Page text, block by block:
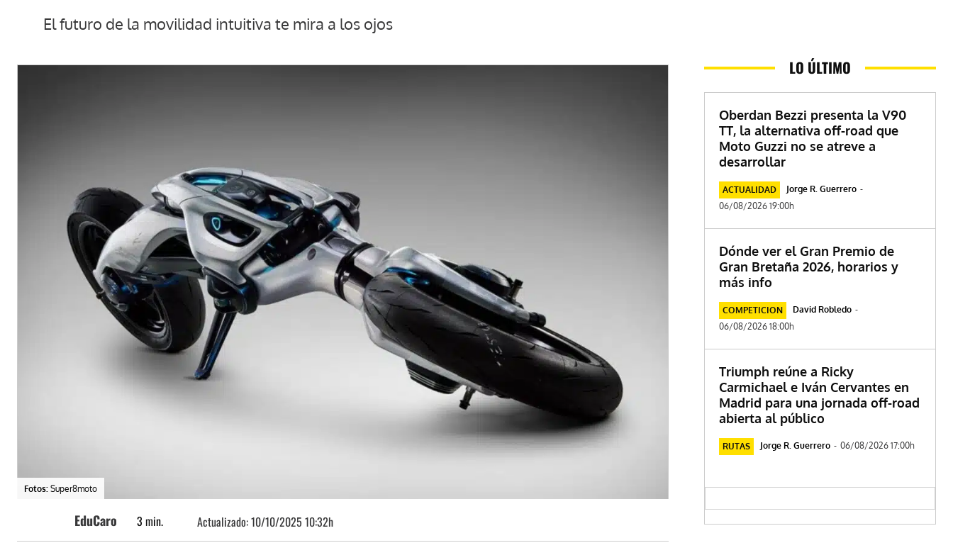
El futuro de la movilidad intuitiva te mira a los ojos
Fotos: Super8moto
EduCaro 3 min. Actualizado:10/10/2025 10:32h
LO ÚLTIMO
Oberdan Bezzi presenta la V90
TT, la alternativa off-road que
Moto Guzzi no se atreve a
desarrollar
ACTUALIDAD Jorge R. Guerrero -
06/08/2026 19:00h
Dónde ver el Gran Premio de
Gran Bretaña 2026, horarios y
más info
COMPETICION David Robledo -
06/08/2026 18:00h
Triumph reúne a Ricky
Carmichael e Iván Cervantes en
Madrid para una jornada off-road
abierta al público
RUTAS Jorge R. Guerrero - 06/08/2026 17:00h